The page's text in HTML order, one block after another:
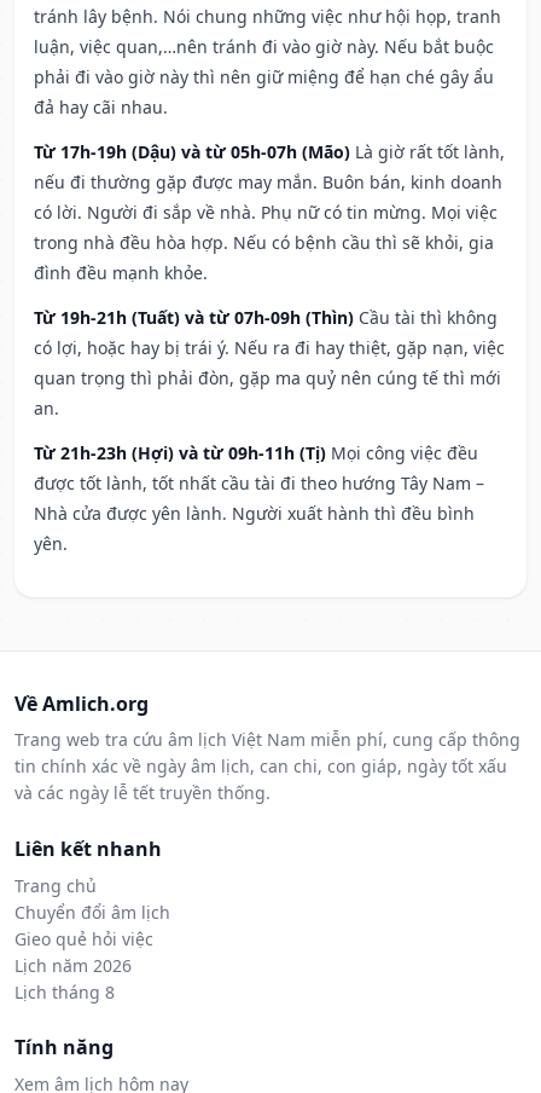
tránh lây bệnh. Nói chung những việc như hội họp, tranh
luận, việc quan,…nên tránh đi vào giờ này. Nếu bắt buộc
phải đi vào giờ này thì nên giữ miệng để hạn ché gây ẩu
đả hay cãi nhau.
Từ 17h-19h (Dậu) và từ 05h-07h (Mão) Là giờ rất tốt lành,
nếu đi thường gặp được may mắn. Buôn bán, kinh doanh
có lời. Người đi sắp về nhà. Phụ nữ có tin mừng. Mọi việc
trong nhà đều hòa hợp. Nếu có bệnh cầu thì sẽ khỏi, gia
đình đều mạnh khỏe.
Từ 19h-21h (Tuất) và từ 07h-09h (Thìn) Cầu tài thì không
có lợi, hoặc hay bị trái ý. Nếu ra đi hay thiệt, gặp nạn, việc
quan trọng thì phải đòn, gặp ma quỷ nên cúng tế thì mới
an.
Từ 21h-23h (Hợi) và từ 09h-11h (Tị) Mọi công việc đều
được tốt lành, tốt nhất cầu tài đi theo hướng Tây Nam –
Nhà cửa được yên lành. Người xuất hành thì đều bình
yên.
Về Amlich.org
Trang web tra cứu âm lịch Việt Nam miễn phí, cung cấp thông
tin chính xác về ngày âm lịch, can chi, con giáp, ngày tốt xấu
và các ngày lễ tết truyền thống.
Liên kết nhanh
Trang chủ
Chuyển đổi âm lịch
Gieo quẻ hỏi việc
Lịch năm 2026
Lịch tháng 8
Tính năng
Xem âm lịch hôm nay